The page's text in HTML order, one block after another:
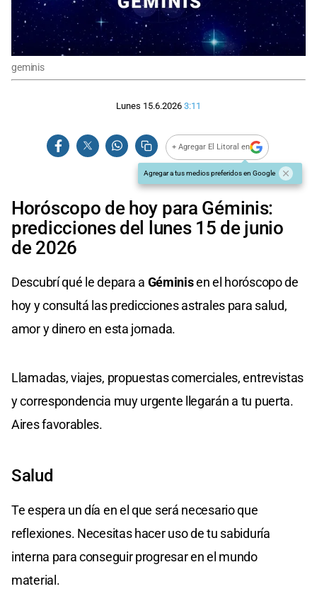
geminis
Lunes 15.6.2026 3:11
+ Agregar El Litoral en
Agregar a tus medios preferidos en Google
Horóscopo de hoy para Géminis:
predicciones del lunes 15 de junio
de 2026
Descubrí qué le depara a Géminisen el horóscopo de
hoy y consultá las predicciones astrales para salud,
amor y dinero en esta jornada.
Llamadas, viajes, propuestas comerciales, entrevistas
y correspondencia muy urgente llegarán a tu puerta.
Aires favorables.
Salud
Te espera un día en el que será necesario que
reflexiones. Necesitas hacer uso de tu sabiduría
interna para conseguir progresar en el mundo
material.